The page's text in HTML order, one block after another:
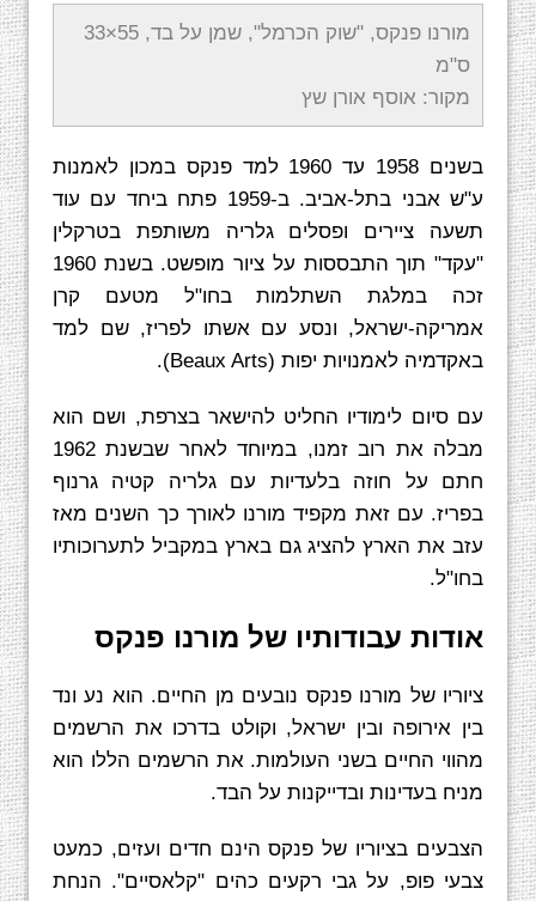
מורנו פנקס, "שוק הכרמל", שמן על בד, 55×33
ס"מ
מקור: אוסף אורן שץ
בשנים 1958 עד 1960 למד פנקס במכון לאמנות
ע"ש אבני בתל-אביב. ב-1959 פתח ביחד עם עוד
תשעה ציירים ופסלים גלריה משותפת בטרקלין
"עקד" תוך התבססות על ציור מופשט. בשנת 1960
זכה במלגת השתלמות בחו"ל מטעם קרן
אמריקה-ישראל, ונסע עם אשתו לפריז, שם למד
באקדמיה לאמנויות יפות (Beaux Arts).
עם סיום לימודיו החליט להישאר בצרפת, ושם הוא
מבלה את רוב זמנו, במיוחד לאחר שבשנת 1962
חתם על חוזה בלעדיות עם גלריה קטיה גרנוף
בפריז. עם זאת מקפיד מורנו לאורך כך השנים מאז
עזב את הארץ להציג גם בארץ במקביל לתערוכותיו
בחו"ל.
אודות עבודותיו של מורנו פנקס
ציוריו של מורנו פנקס נובעים מן החיים. הוא נע ונד
בין אירופה ובין ישראל, וקולט בדרכו את הרשמים
מהווי החיים בשני העולמות. את הרשמים הללו הוא
מניח בעדינות ובדייקנות על הבד.
הצבעים בציוריו של פנקס הינם חדים ועזים, כמעט
צבעי פופ, על גבי רקעים כהים "קלאסיים". הנחת